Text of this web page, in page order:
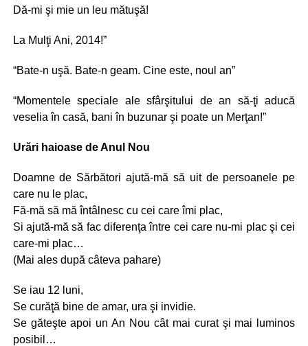
Dă-mi şi mie un leu mătuşă!
La Mulţi Ani, 2014!”
“Bate-n uşă. Bate-n geam. Cine este, noul an”
“Momentele speciale ale sfârşitului de an să-ţi aducă
veselia în casă, bani în buzunar şi poate un Merţan!”
Urări haioase de Anul Nou
Doamne de Sărbători ajută-mă să uit de persoanele pe
care nu le plac,
Fă-mă să mă întâlnesc cu cei care îmi plac,
Si ajută-mă să fac diferenţa între cei care nu-mi plac şi cei
care-mi plac…
(Mai ales după câteva pahare)
Se iau 12 luni,
Se curăţă bine de amar, ura şi invidie.
Se găteşte apoi un An Nou cât mai curat şi mai luminos
posibil…